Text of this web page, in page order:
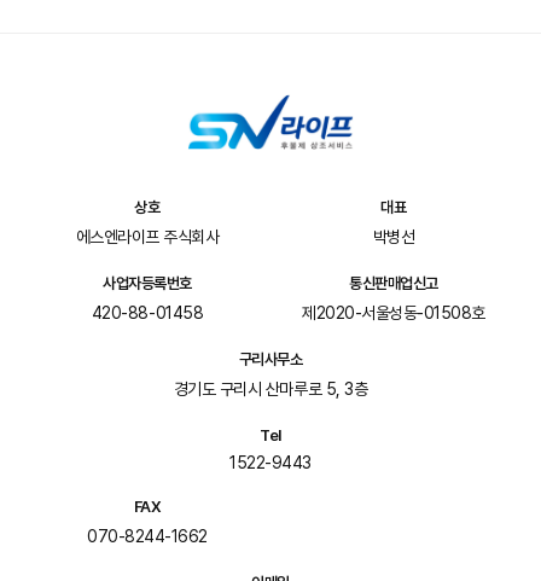
상호
에스엔라이프 주식회사
대표
박병선
사업자등록번호
420-88-01458
통신판매업신고
제2020-서울성동-01508호
구리사무소
경기도 구리시 산마루로 5, 3층
Tel
1522-9443
FAX
070-8244-1662